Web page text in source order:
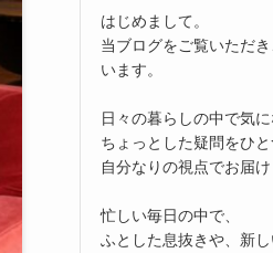
はじめまして。
当ブログをご覧いただ
います。
日々の暮らしの中で気に
ちょっとした疑問をひと
自分なりの視点でお届け
忙しい毎日の中で、
ふとした息抜きや、新